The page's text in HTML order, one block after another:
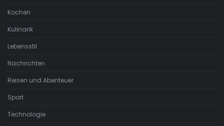
Kochen
Kulinarik
Lebensstil
Nachrichten
Reisen und Abenteuer
Sport
Technologie